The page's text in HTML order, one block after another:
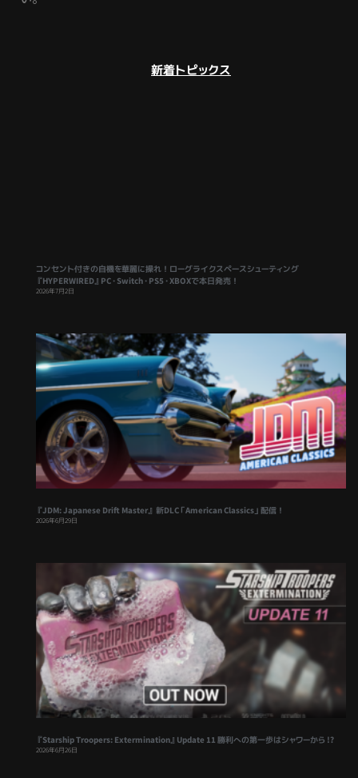
新着トピックス
コンセント付きの自機を華麗に操れ！ローグライクスペースシューティング
『HYPERWIRED』PC・Switch・PS5・XBOXで本日発売！
2026年7月2日
『JDM: Japanese Drift Master』 新DLC「American Classics」配信！
2026年6月29日
『Starship Troopers: Extermination』Update 11 勝利への第一歩はシャワーから !?
2026年6月26日